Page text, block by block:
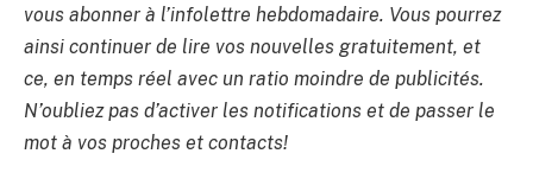
vous abonner à l’infolettre hebdomadaire. Vous pourrez
ainsi continuer de lire vos nouvelles gratuitement, et
ce, en temps réel avec un ratio moindre de publicités.
N’oubliez pas d’activer les notifications et de passer le
mot à vos proches et contacts!